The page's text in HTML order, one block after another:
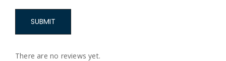
There are no reviews yet.